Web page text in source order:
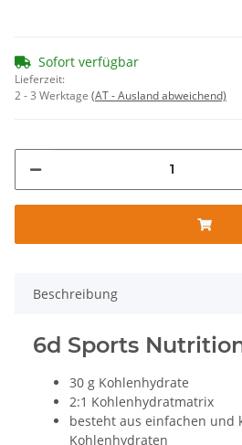
Sofort verfügbar
Lieferzeit:
2 - 3 Werktage (AT - Ausland abweichend)
Beschreibung
6d Sports
30 g Kohlenhydrate
2:1 Kohlenhydratmatrix
besteht aus einfachen und
Kohlenhydraten